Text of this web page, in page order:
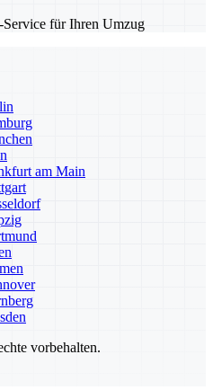
für Ihren Umzug
am Main
vorbehalten.